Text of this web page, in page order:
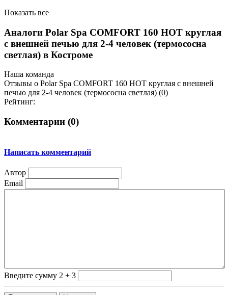
Показать все
Аналоги Polar Spa COMFORT 160 HOT круглая
с внешней печью для 2-4 человек (термососна
светлая) в Костроме
Наша команда
Отзывы о Polar Spa COMFORT 160 HOT круглая с внешней
печью для 2-4 человек (термососна светлая) (0)
Рейтинг:
Комментарии (0)
Написать комментарий
Автор
Email
Введите сумму 2 + 3